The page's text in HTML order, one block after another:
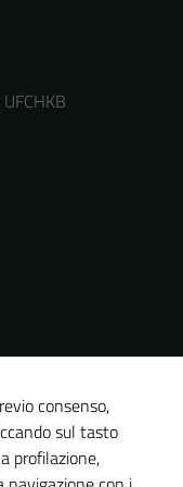
consenso,
sul tasto
profilazione,